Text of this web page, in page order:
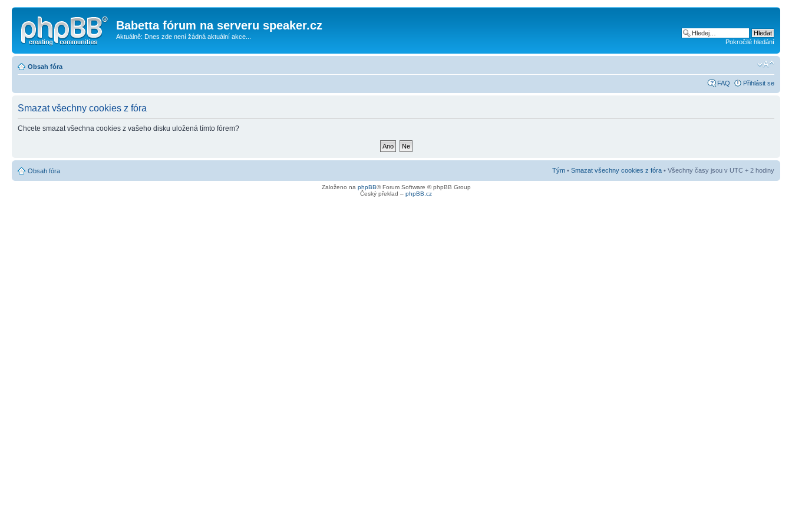
Babetta fórum na serveru speaker.cz
Aktuálně: Dnes zde není žádná aktuální akce...
Pokročilé hledání
Obsah fóra
FAQ Přihlásit se
Smazat všechny cookies z fóra
Chcete smazat všechna cookies z vašeho disku uložená tímto fórem?
Obsah fóra Tým • Smazat všechny cookies z fóra • Všechny časy jsou v UTC + 2 hodiny
Založeno na phpBB® Forum Software © phpBB Group
Český překlad – phpBB.cz